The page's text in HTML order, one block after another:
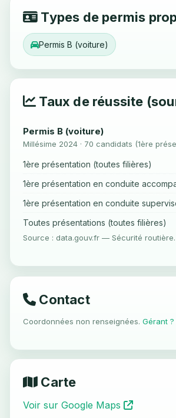
Types de permis
Permis B (voiture)
Taux de réussite
Permis B (voiture)
Millésime 2024 · 70 candidats (1ère
1ère présentation (toutes filières)
1ère présentation en conduite
1ère présentation en conduite
Toutes présentations (toutes filières)
Source : data.gouv.fr — Sécurité routière.
Contact
Coordonnées non renseignées. Gérant
Carte
Voir sur Google Maps